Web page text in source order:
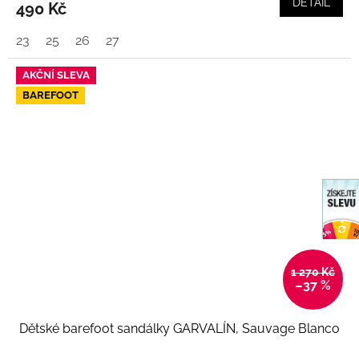
490 Kč
23 25 26 27
AKČNÍ SLEVA
BAREFOOT
1 270 Kč
–37 %
Dětské barefoot sandálky GARVALÍN, Sauvage Blanco